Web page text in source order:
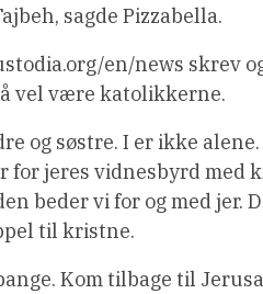
sagde Pizzabella.
en/news skrev
vel være katolikkerne.
og søstre. I er ikke
for jeres vidnesbyrd med
beder vi for og med
til kristne.
Kom tilbage til